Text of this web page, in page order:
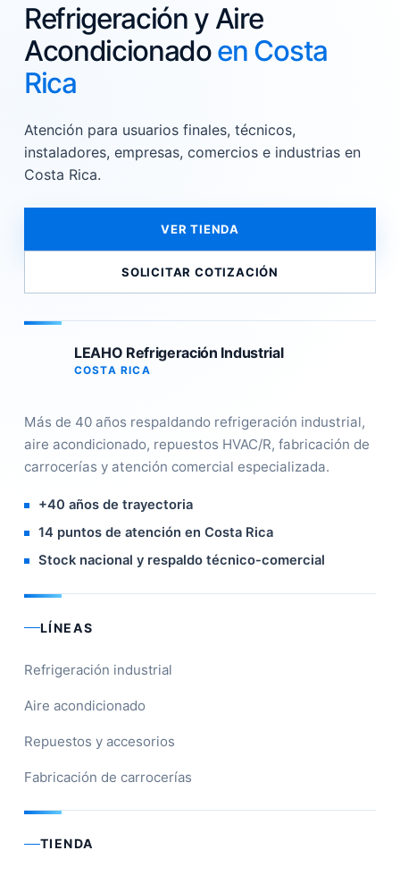
Refrigeración y Aire
Acondicionadoen Costa
Rica
Atención para usuarios finales, técnicos,
instaladores, empresas, comercios e industrias en
Costa Rica.
VER TIENDA
SOLICITAR COTIZACIÓN
LEAHO Refrigeración Industrial
COSTA RICA
Más de 40 años respaldando refrigeración industrial,
aire acondicionado, repuestos HVAC/R, fabricación de
carrocerías y atención comercial especializada.
+40 años de trayectoria
14 puntos de atención en Costa Rica
Stock nacional y respaldo técnico-comercial
LÍNEAS
Refrigeración industrial
Aire acondicionado
Repuestos y accesorios
Fabricación de carrocerías
TIENDA